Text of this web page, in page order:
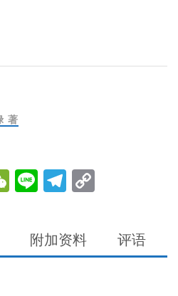
著
WeChat
LineTelegram
附加资料 评语